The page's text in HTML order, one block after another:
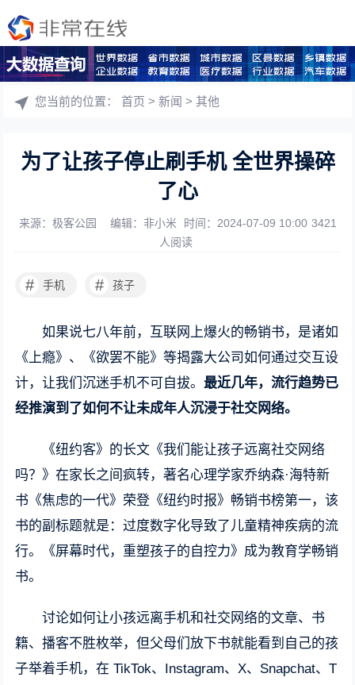
您当前的位置：首页 >新闻 >其他
为了让孩子停止刷手机 全世界操碎
了心
来源：极客公园 编辑：非小米 时间：2024-07-09 10:00 3421
人阅读
# 手机 # 孩子
如果说七八年前，互联网上爆火的畅销书，是诸如
《上瘾》、《欲罢不能》等揭露大公司如何通过交互设
计，让我们沉迷手机不可自拔。最近几年，流行趋势已
经推演到了如何不让未成年人沉浸于社交网络。
《纽约客》的长文《我们能让孩子远离社交网络
吗？》在家长之间疯转，著名心理学家乔纳森·海特新
书《焦虑的一代》荣登《纽约时报》畅销书榜第一，该
书的副标题就是：过度数字化导致了儿童精神疾病的流
行。《屏幕时代，重塑孩子的自控力》成为教育学畅销
书。
讨论如何让小孩远离手机和社交网络的文章、书
籍、播客不胜枚举，但父母们放下书就能看到自己的孩
子举着手机，在 TikTok、Instagram、X、Snapchat、T